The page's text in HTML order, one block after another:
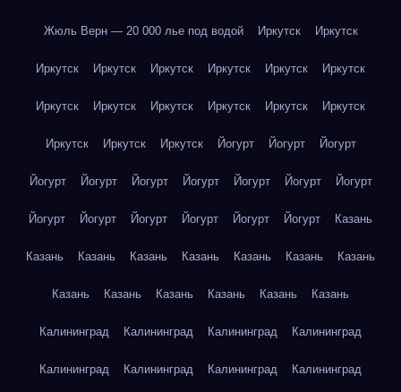
Жюль Верн — 20 000 лье под водой Иркутск Иркутск
Иркутск Иркутск Иркутск Иркутск Иркутск Иркутск
Иркутск Иркутск Иркутск Иркутск Иркутск Иркутск
Иркутск Иркутск Иркутск Йогурт Йогурт Йогурт
Йогурт Йогурт Йогурт Йогурт Йогурт Йогурт Йогурт
Йогурт Йогурт Йогурт Йогурт Йогурт Йогурт Казань
Казань Казань Казань Казань Казань Казань Казань
Казань Казань Казань Казань Казань Казань
Калининград Калининград Калининград Калининград
Калининград Калининград Калининград Калининград